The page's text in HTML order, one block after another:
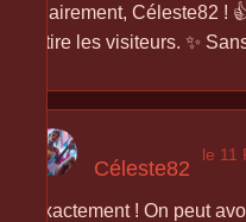
Clairement, Céleste82 !
attire les visiteurs. ✨
Céleste82
le 11
Exactement ! On peut